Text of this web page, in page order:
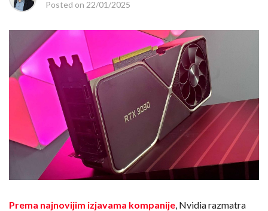
Posted on 22/01/2025
Prema najnovijim izjavama kompanije , Nvidia razmatra